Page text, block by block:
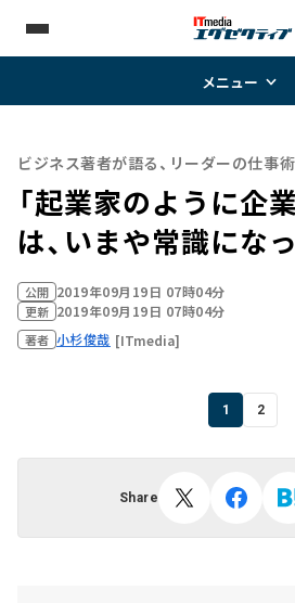
メニュー
ビジネス著者が語る、リーダーの仕事術
「起業家のように企
は、いまや常識にな
公開 2019年09月19日 07時04分
更新 2019年09月19日 07時04分
著者 小杉俊哉 [ITmedia]
1 2
Share